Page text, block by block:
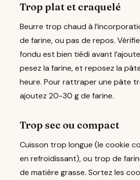
Trop plat et craquelé
Beurre trop chaud à
de farine, ou pas de repos.
fondu est bien tiédi avant
pesez la farine, et reposez la
heure. Pour rattraper une pâte
ajoutez 20-30 g de farine.
Trop sec ou compact
Cuisson trop longue (le cookie
en refroidissant), ou trop de
de matière grasse. Sortez les